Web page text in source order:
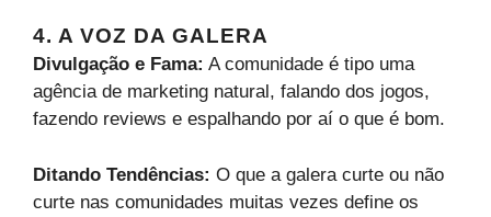
4. A VOZ DA GALERA
Divulgação e Fama: A comunidade é tipo uma
agência de marketing natural, falando dos jogos,
fazendo reviews e espalhando por aí o que é bom.
Ditando Tendências: O que a galera curte ou não
curte nas comunidades muitas vezes define os